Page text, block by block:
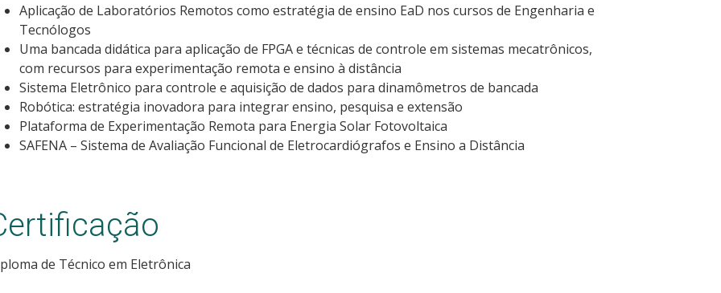
Aplicação de Laboratórios Remotos como estratégia de ensino EaD nos cursos de Engenharia e
Tecnólogos
Uma bancada didática para aplicação de FPGA e técnicas de controle em sistemas mecatrônicos,
com recursos para experimentação remota e ensino à distância
Sistema Eletrônico para controle e aquisição de dados para dinamômetros de bancada
Robótica: estratégia inovadora para integrar ensino, pesquisa e extensão
Plataforma de Experimentação Remota para Energia Solar Fotovoltaica
SAFENA – Sistema de Avaliação Funcional de Eletrocardiógrafos e Ensino a Distância
de Técnico em Eletrônica